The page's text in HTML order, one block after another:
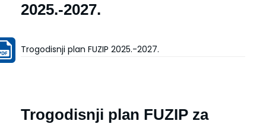
2025.-2027.
Trogodisnji plan FUZIP 2025.-2027.
Trogodisnji plan FUZIP za